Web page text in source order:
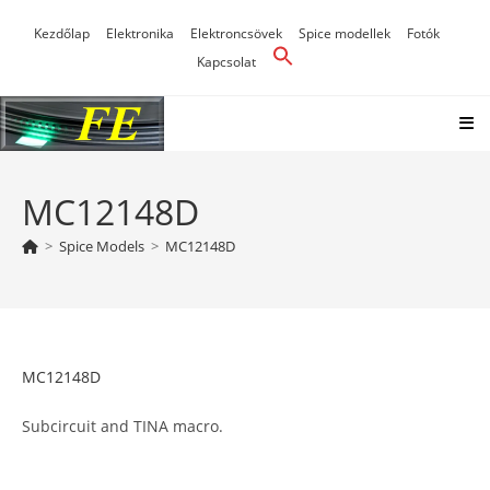
Kezdőlap Elektronika Elektroncsövek Spice modellek
Fotók
Kapcsolat
MC12148D
> Spice Models > MC12148D
MC12148D
Subcircuit and TINA macro.